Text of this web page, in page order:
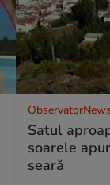
Satul
soarele
seară